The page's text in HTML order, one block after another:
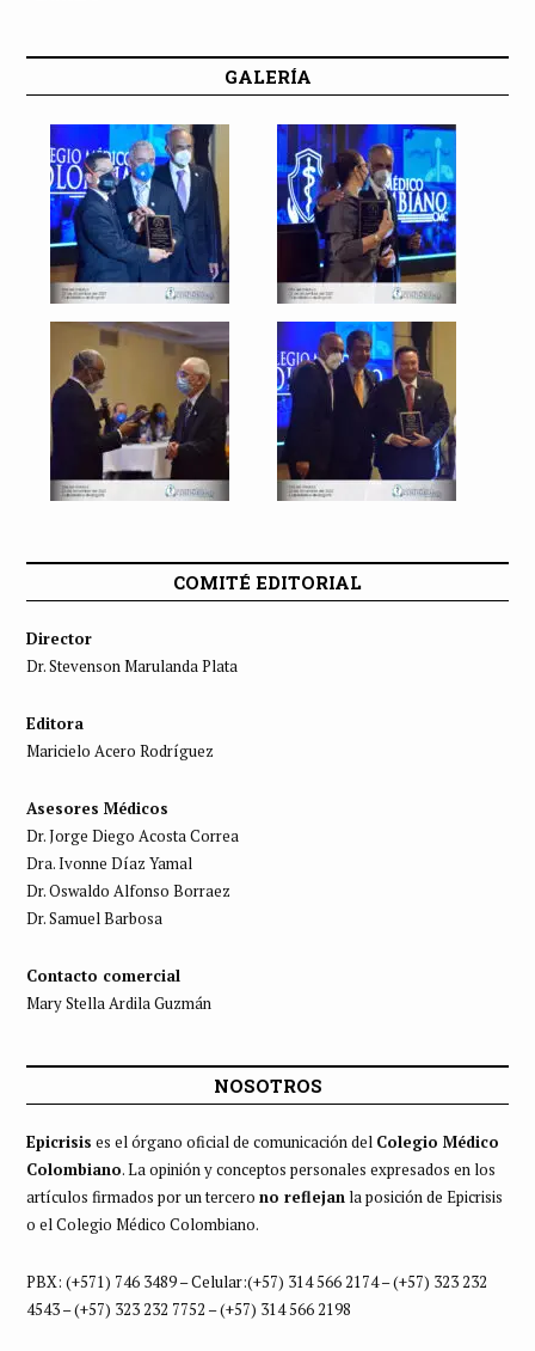
GALERÍA
COMITÉ EDITORIAL
Director
Dr. Stevenson Marulanda Plata
Editora
Maricielo Acero Rodríguez
Asesores Médicos
Dr. Jorge Diego Acosta Correa
Dra. Ivonne Díaz Yamal
Dr. Oswaldo Alfonso Borraez
Dr. Samuel Barbosa
Contacto comercial
Mary Stella Ardila Guzmán
NOSOTROS
Epicrisis es el órgano oficial de comunicación del Colegio Médico
Colombiano. La opinión y conceptos personales expresados en los
artículos firmados por un tercero no reflejanla posición de Epicrisis
o el Colegio Médico Colombiano.
PBX: (+571) 746 3489 – Celular:(+57) 314 566 2174 – (+57) 323 232
4543 – (+57) 323 232 7752 – (+57) 314 566 2198